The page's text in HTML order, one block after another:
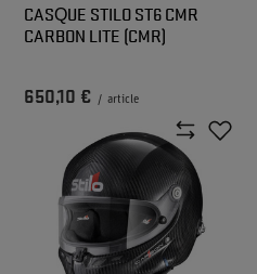
CASQUE STILO ST6 CMR
CARBON LITE (CMR)
650,10 € / article